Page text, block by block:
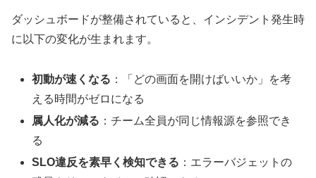
ダッシュボードが整備されていると、インシデント発生時
に以下の変化が生まれます。
初動が速くなる ：「どの画面を開けばいいか」を考
える時間がゼロになる
属人化が減る ：チーム全員が同じ情報源を参照でき
る
SLO違反を素早く検知できる ：エラーバジェットの